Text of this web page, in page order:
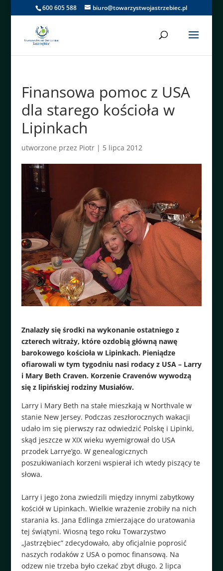
600 605 588 biuro@towarzystwojastrzebiec.pl
Finansowa pomoc z USA
dla starego kościoła w
Lipinkach
utworzone przez Piotr| 5 lipca 2012
Znalazły się środki na wykonanie ostatniego z
czterech witraży, które ozdobią główną nawę
barokowego kościoła w Lipinkach. Pieniądze
ofiarowali w tym tygodniu nasi rodacy z USA – Larry
i Mary Beth Craven. Korzenie Cravenów wywodzą
się z lipińskiej rodziny Musiałów.
Larry i Mary Beth na stałe mieszkają w Northvale w
stanie New Jersey. Podczas zeszłorocznych wakacji
udało im się pierwszy raz odwiedzić Polskę i Lipinki,
skąd jeszcze w XIX wieku wyemigrował do USA
przodek Larrye’go. W genealogicznych
poszukiwaniach korzeni wspierał ich wtedy piszący te
słowa.
Larry i jego żona zwiedzili między innymi zabytkowy
kościół w Lipinkach. Wielkie wrażenie zrobiły na nich
starania ks. Jana Edlinga zmierzające do uratowania
tej świątyni. Wiosną tego roku Towarzystwo
„Jastrzębiec” zdecydowało, aby oficjalnie poprosić
naszych rodaków z USA o pomoc finansową. Na
odzew nie trzeba było czekać zbyt długo. 2 lipca